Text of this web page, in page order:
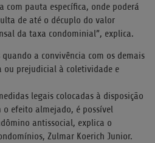
com pauta específica, onde poderá
de até o décuplo do valor
da taxa condominial”, explica.
a convivência com os demais
ou prejudicial à coletividade e
legais colocadas à disposição
efeito almejado, é possível
antissocial, explica o
Zulmar Koerich Junior.